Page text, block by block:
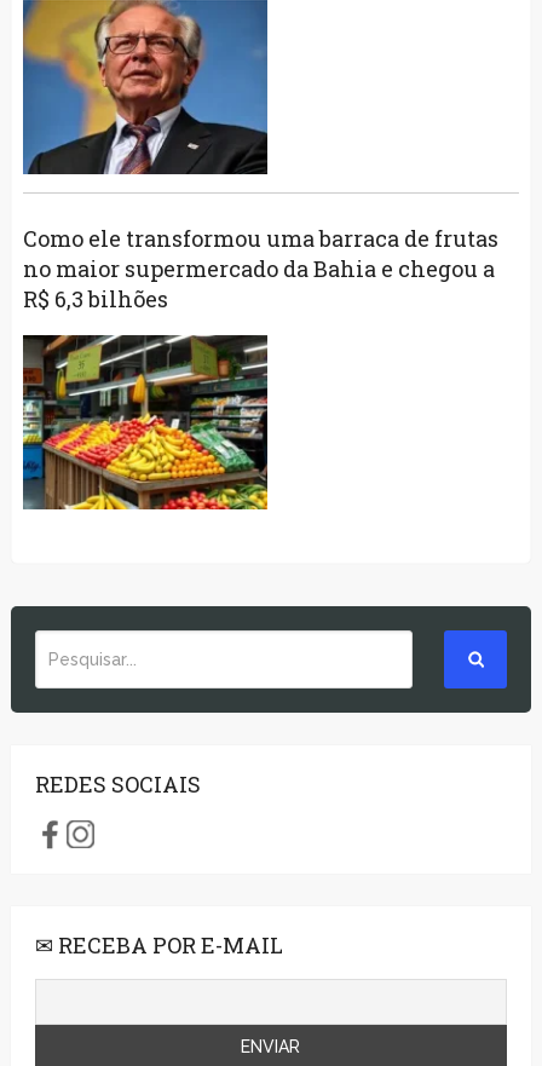
Como ele transformou uma barraca de frutas
no maior supermercado da Bahia e chegou a
R$ 6,3 bilhões
REDES SOCIAIS
✉ RECEBA POR E-MAIL